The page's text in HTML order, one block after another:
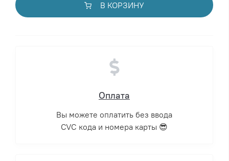
В КОРЗИНУ
Оплата
Вы можете оплатить без ввода
CVC кода и номера карты 😎